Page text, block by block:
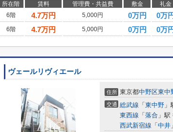
所在階 賃料 管理費・共益費 敷金 礼金
6階
4.7万円 5,000円 0万円 0万
6階
4.7万円 5,000円 0万円 0万
ヴェールリヴィエール
住所 東京都中野区東中
交通 総武線 「 東中野
東西線 「 落合 」駅
西武新宿線 「 中井